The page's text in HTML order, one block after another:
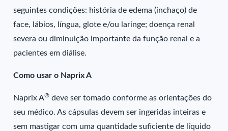
seguintes condições: história de edema (inchaço) de
face, lábios, língua, glote e/ou laringe; doença renal
severa ou diminuição importante da função renal e a
pacientes em diálise.
Como usar o Naprix A
Naprix A® deve ser tomado conforme as orientações do
seu médico. As cápsulas devem ser ingeridas inteiras e
sem mastigar com uma quantidade suficiente de líquido